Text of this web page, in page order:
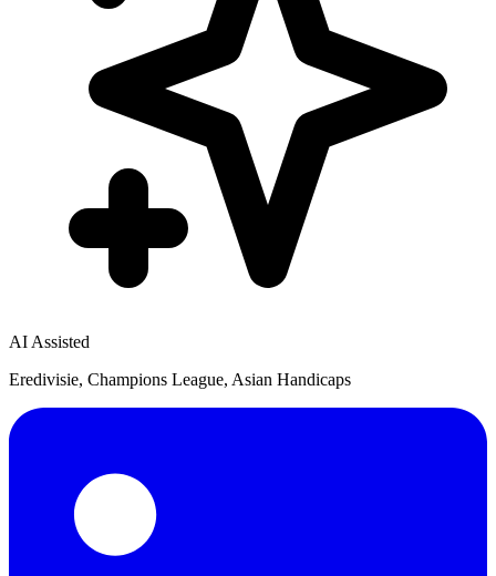
AI Assisted
Eredivisie, Champions League, Asian Handicaps